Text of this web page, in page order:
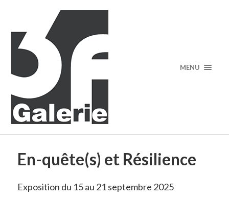
MENU
En-quête(s) et Résilience
Exposition du 15 au 21 septembre 2025